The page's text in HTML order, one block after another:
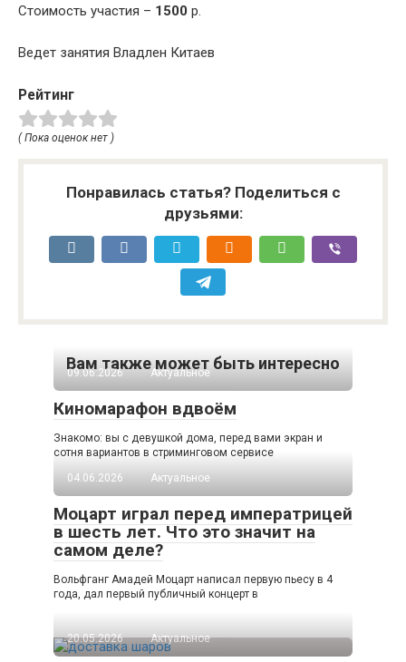
Стоимость участия – 1500 р.
Ведет занятия Владлен Китаев
Рейтинг
( Пока оценок нет )
Понравилась статья? Поделиться с
друзьями:
Вам также может быть интересно
09.06.2026 Актуальное
Киномарафон вдвоём
Знакомо: вы с девушкой дома, перед вами экран и
сотня вариантов в стриминговом сервисе
04.06.2026
Актуальное
Моцарт играл перед императрицей
в шесть лет. Что это значит на
самом деле?
Вольфганг Амадей Моцарт написал первую пьесу в 4
года, дал первый публичный концерт в
20.05.2026 Актуальное